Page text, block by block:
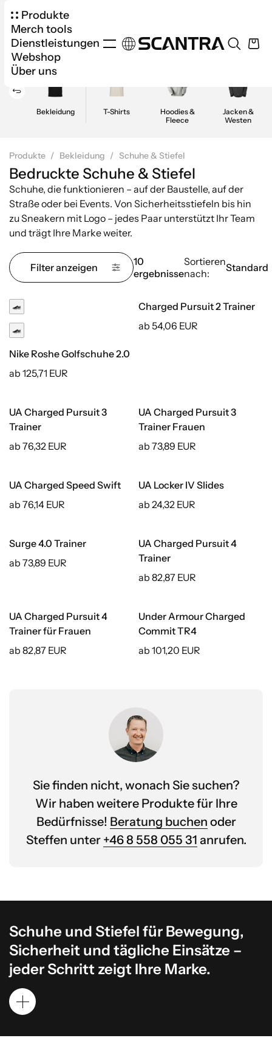
Produkte
Merch tools
Dienstleistungen
Webshop
Über uns
Bekleidung T-Shirts
Hoodies &
Fleece
Jacken &
Westen
Produkte Bekleidung Schuhe & Stiefel
Bedruckte Schuhe & Stiefel
Schuhe, die funktionieren – auf der Baustelle, auf der
Straße oder bei Events. Von Sicherheitsstiefeln bis hin
zu Sneakern mit Logo – jedes Paar unterstützt Ihr Team
und trägt Ihre Marke weiter.
Filter anzeigen
10
ergebnisse
Sortieren
nach:
Standard
Nike Roshe Golfschuhe 2.0
ab 125,71 EUR
Charged Pursuit 2 Trainer
ab 54,06 EUR
UA Charged Pursuit 3
Trainer
ab 76,32 EUR
UA Charged Pursuit 3
Trainer Frauen
ab 73,89 EUR
UA Charged Speed Swift
ab 76,14 EUR
UA Locker IV Slides
ab 24,32 EUR
Surge 4.0 Trainer
ab 73,89 EUR
UA Charged Pursuit 4
Trainer
ab 82,87 EUR
UA Charged Pursuit 4
Trainer für Frauen
ab 82,87 EUR
Under Armour Charged
Commit TR4
ab 101,20 EUR
Sie finden nicht, wonach Sie suchen?
Wir haben weitere Produkte für Ihre
Bedürfnisse! Beratung buchen oder
Steffen unter +46 8 558 055 31 anrufen.
Schuhe und Stiefel für Bewegung,
Sicherheit und tägliche Einsätze –
jeder Schritt zeigt Ihre Marke.